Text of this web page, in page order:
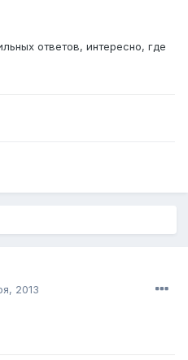
ответов, интересно, где
2013